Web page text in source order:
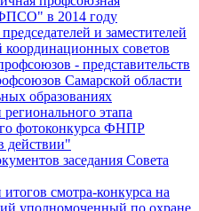
в 2014 году
и заместителей
координационных советов
- представительств
Самарской области
образованиях
этапа
фотоконкурса ФНПР
действии"
заседания Совета
смотра-конкурса на
уполномоченный по охране